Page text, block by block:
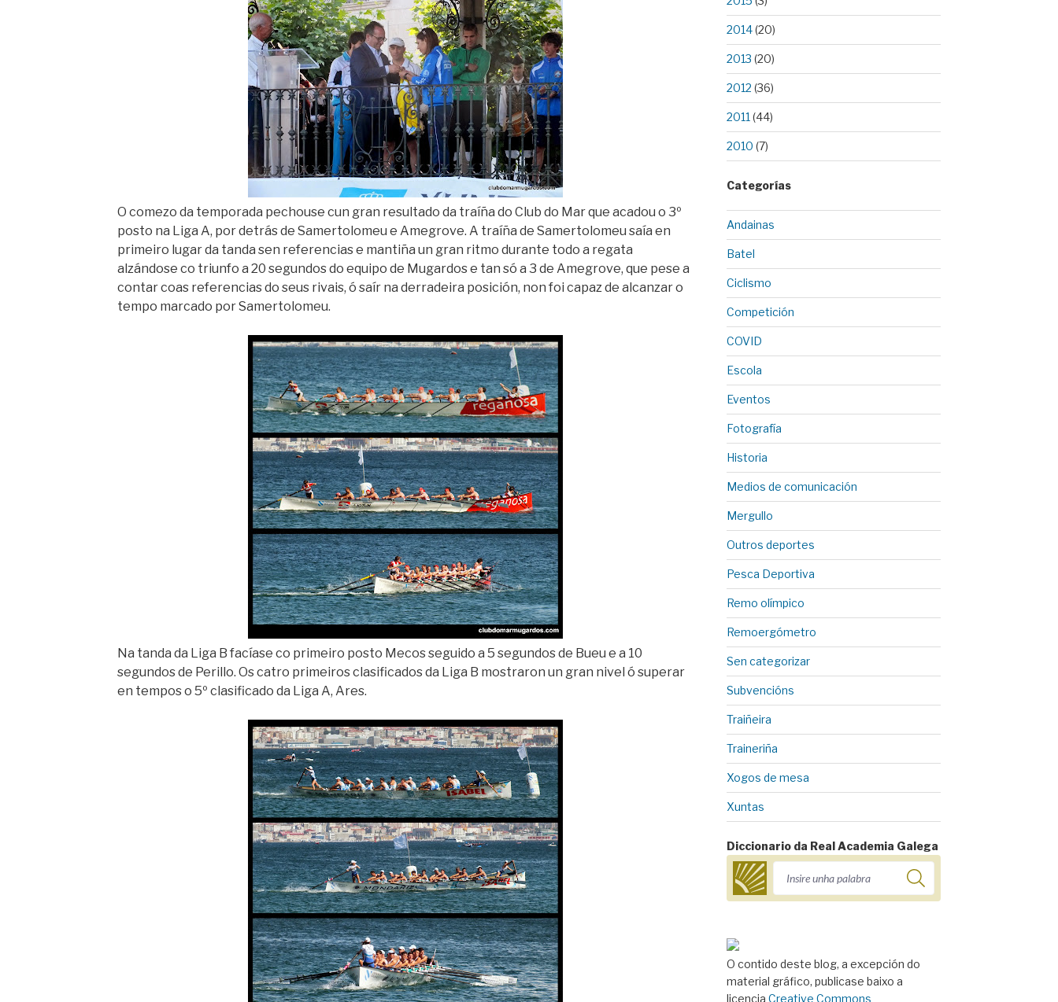
O comezo da temporada pechouse cun gran resultado da traíña do Club do Mar que acadou o 3º
posto na Liga A, por detrás de Samertolomeu e Amegrove. A traíña de Samertolomeu saía en
primeiro lugar da tanda sen referencias e mantiña un gran ritmo durante todo a regata
alzándose co triunfo a 20 segundos do equipo de Mugardos e tan só a 3 de Amegrove, que pese a
contar coas referencias do seus rivais, ó saír na derradeira posición, non foi capaz de alcanzar o
tempo marcado por Samertolomeu.
Na tanda da Liga B facíase co primeiro posto Mecos seguido a 5 segundos de Bueu e a 10
segundos de Perillo. Os catro primeiros clasificados da Liga B mostraron un gran nivel ó superar
en tempos o 5º clasificado da Liga A, Ares.
2014(20)
2013 (20)
2012 (36)
2011 (44)
2010 (7)
Categorías
Andainas
Batel
Ciclismo
Competición
COVID
Escola
Eventos
Fotografía
Historia
Medios de comunicación
Mergullo
Outros deportes
Pesca Deportiva
Remo olímpico
Remoergómetro
Sen categorizar
Subvencións
Traiñeira
Traineriña
Xogos de mesa
Xuntas
Diccionario da Real Academia Galega
O contido deste blog, a excepción do
material gráfico, publicase baixo a
licenciaCreative Commons